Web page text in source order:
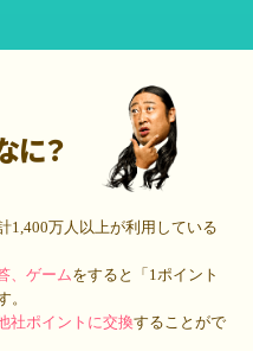
に？
1,400万人 以上が利用している
、ゲームをすると「1ポイント
。
社ポイントに交換することがで